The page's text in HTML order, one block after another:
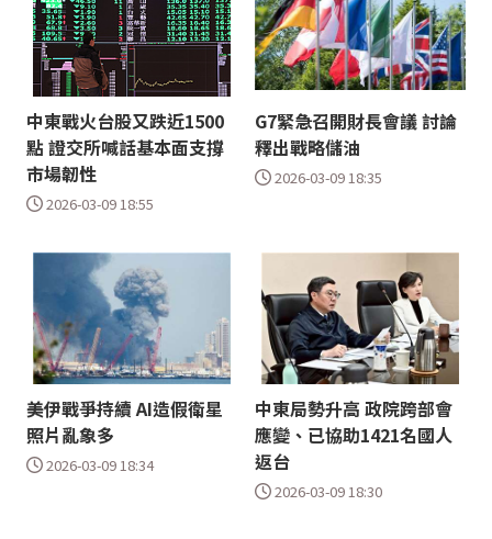
中東戰火台股又跌近1500
點 證交所喊話基本面支撐
市場韌性
2026-03-09 18:55
G7緊急召開財長會議 討論
釋出戰略儲油
2026-03-09 18:35
美伊戰爭持續 AI造假衛星
照片亂象多
2026-03-09 18:34
中東局勢升高 政院跨部會
應變、已協助1421名國人
返台
2026-03-09 18:30